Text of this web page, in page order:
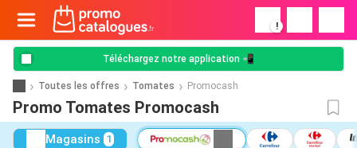
!
Téléchargez notre application 📲
Toutes les offres Tomates Promocash
Promo Tomates Promocash
Magasins 1